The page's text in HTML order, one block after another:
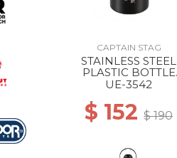
CAPTAIN STAG
STAINLESS STEEL
PLASTIC BOTTLE
HOLDER BLACK
UE-3542
$ 152$ 190